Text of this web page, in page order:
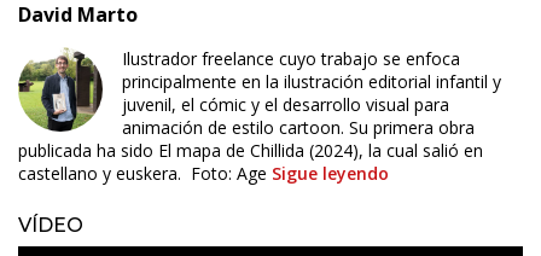
David Marto
Ilustrador freelance cuyo trabajo se enfoca
principalmente en la ilustración editorial infantil y
juvenil, el cómic y el desarrollo visual para
animación de estilo cartoon. Su primera obra
publicada ha sido El mapa de Chillida (2024), la cual salió en
castellano y euskera. Foto: Age Sigue leyendo
VÍDEO